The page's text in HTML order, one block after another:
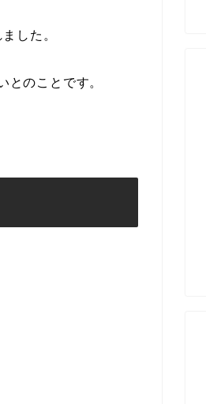
した。
とのことです。